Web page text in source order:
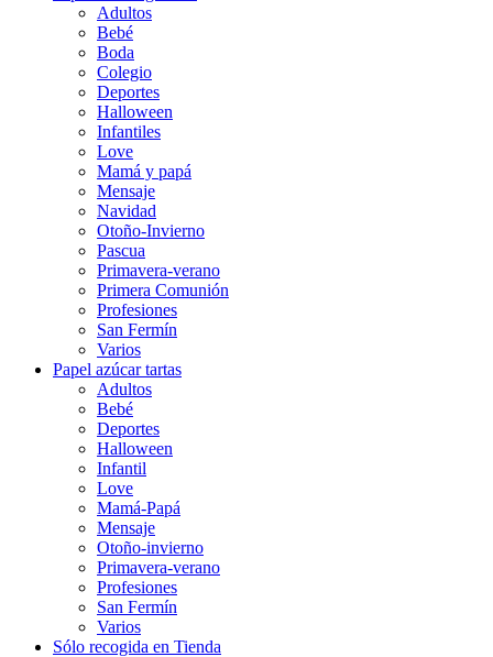
Adultos
Bebé
Boda
Colegio
Deportes
Halloween
Infantiles
Love
Mamá y papá
Mensaje
Navidad
Otoño-Invierno
Pascua
Primavera-verano
Primera Comunión
Profesiones
San Fermín
Varios
Papel azúcar tartas
Adultos
Bebé
Deportes
Halloween
Infantil
Love
Mamá-Papá
Mensaje
Otoño-invierno
Primavera-verano
Profesiones
San Fermín
Varios
Sólo recogida en Tienda